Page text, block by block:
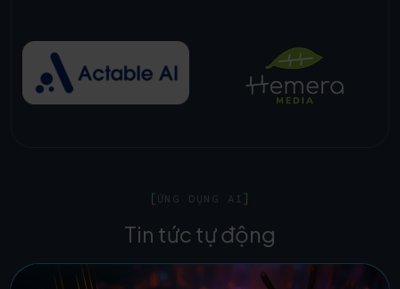
ỨNG DỤNG AI
Tin tức tự động